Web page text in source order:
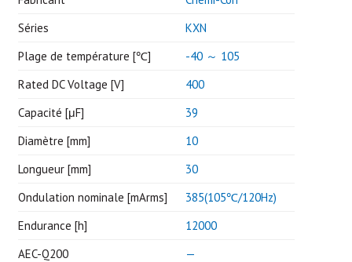
Séries
KXN
Plage de température [℃]
-40 ～ 105
Rated DC Voltage [V]
400
Capacité [μF]
39
Diamètre [mm]
10
Longueur [mm]
30
Ondulation nominale [mArms]
385(105℃/120Hz)
Endurance [h]
12000
AEC-Q200
—